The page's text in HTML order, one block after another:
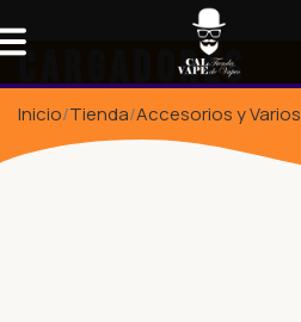
Cargadores
Inicio Tienda Accesorios y Varios